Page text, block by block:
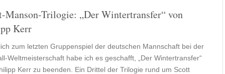
Manson-Trilogie: „Der Wintertransfer“ von
Kerr
zum letzten Gruppenspiel der deutschen Mannschaft bei der
Weltmeisterschaft habe ich es geschafft, „Der Wintertransfer“
Kerr zu beenden. Ein Drittel der Trilogie rund um Scott